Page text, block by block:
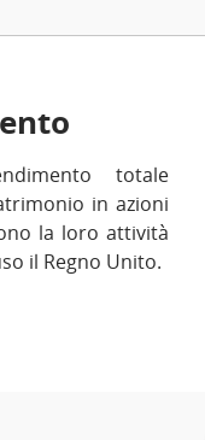
totale
in azioni
la loro attività
il Regno Unito.